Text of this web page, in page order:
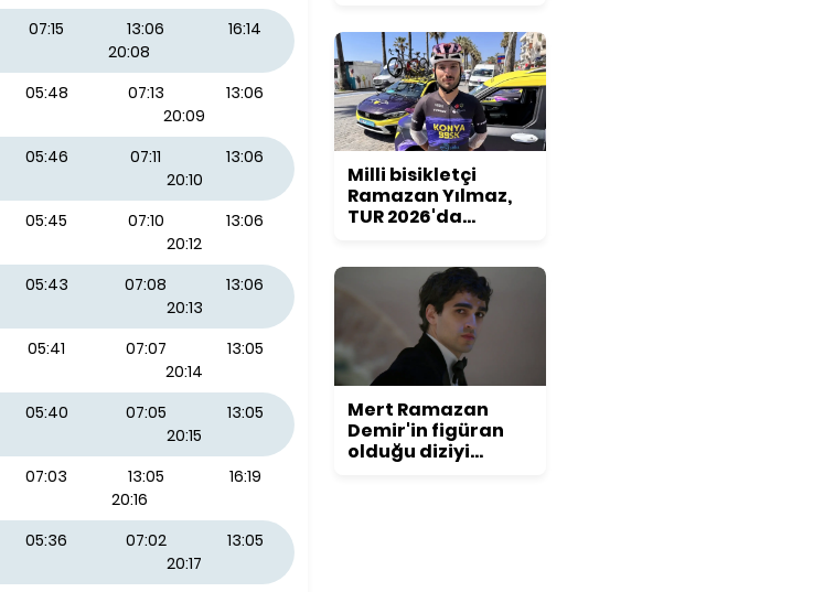
07:15 13:06
16:14
20:08
05:48 07:13
13:06
20:09
05:46 07:11
13:06
20:10
05:45 07:10
13:06
20:12
05:43 07:08
13:06
20:13
05:41 07:07
13:05
20:14
05:40 07:05
13:05
20:15
07:03 13:05
16:19
20:16
05:36 07:02
13:05
20:17
Milli bisikletçi
Ramazan Yılmaz,
TUR 2026'da
Mert Ramazan
Demir'in figüran
olduğu diziyi